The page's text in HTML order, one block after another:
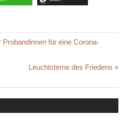
für eine Corona-
Nächster
Leuchtsterne des Friedens